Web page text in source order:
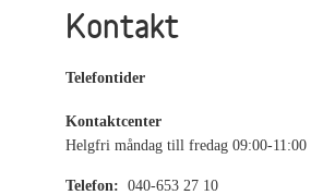
Kontakt
Telefontider
Kontaktcenter
Helgfri måndag till fredag 09:00-11:00
Telefon: 040-653 27 10